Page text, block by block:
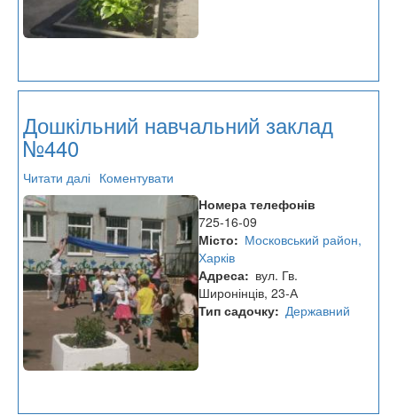
Дошкільний навчальний заклад
№440
Читати далі про
Дошкільний
навчальний
заклад
№440
Коментувати
Номера телефонів
725-16-09
Місто
Московський район,
Харків
Адреса
вул. Гв.
Широнінців, 23-А
Тип садочку Державний